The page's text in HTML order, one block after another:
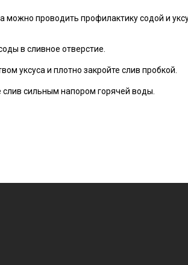
можно проводить профилактику содой и
в сливное отверстие.
уксуса и плотно закройте слив пробкой.
сильным напором горячей воды.